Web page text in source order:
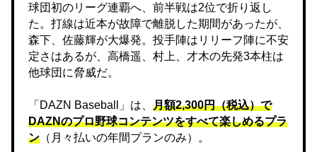
球団初のリーグ連覇へ、前半戦は2位で折り返し
た。打線は近本が故障で離脱した期間があったが、
森下、佐藤輝が大爆発。投手陣はリリーフ陣に不安
定さはあるが、高橋遥、村上、才木の先発3本柱は
他球団に脅威だ。
「DAZN Baseball」は、 月額2,300円（税込）で
DAZNのプロ野球コンテンツをすべて楽しめるプラ
ン （月々払いの年間プランのみ）。